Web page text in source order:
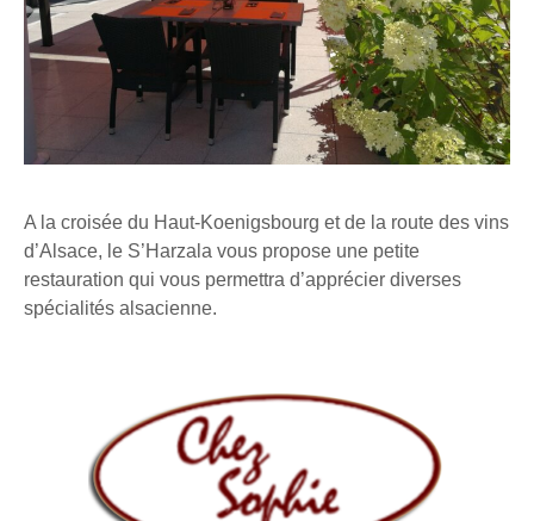
A la croisée du Haut-Koenigsbourg et de la route des vins
d’Alsace, le S’Harzala vous propose une petite
restauration qui vous permettra d’apprécier diverses
spécialités alsacienne.